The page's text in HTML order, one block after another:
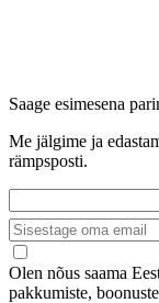
Saage esimesena
Me jälgime ja
rämpsposti.
Olen nõus saama
pakkumiste,